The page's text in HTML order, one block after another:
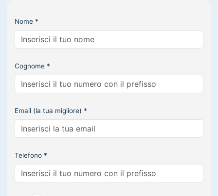
Nome *
Cognome *
Email (la tua migliore) *
Telefono *